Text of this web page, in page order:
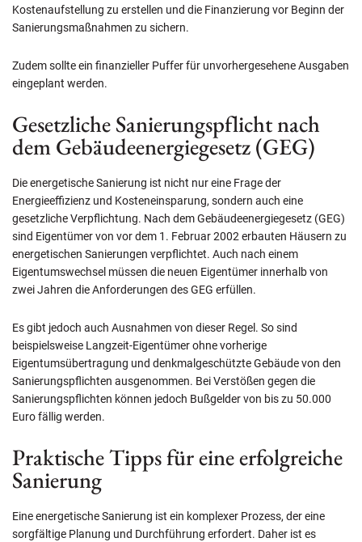
Kostenaufstellung zu erstellen und die Finanzierung vor Beginn der
Sanierungsmaßnahmen zu sichern.
Zudem sollte ein finanzieller Puffer für unvorhergesehene Ausgaben
eingeplant werden.
Gesetzliche Sanierungspflicht nach
dem Gebäudeenergiegesetz (GEG)
Die energetische Sanierung ist nicht nur eine Frage der
Energieeffizienz und Kosteneinsparung, sondern auch eine
gesetzliche Verpflichtung. Nach dem Gebäudeenergiegesetz (GEG)
sind Eigentümer von vor dem 1. Februar 2002 erbauten Häusern zu
energetischen Sanierungen verpflichtet. Auch nach einem
Eigentumswechsel müssen die neuen Eigentümer innerhalb von
zwei Jahren die Anforderungen des GEG erfüllen.
Es gibt jedoch auch Ausnahmen von dieser Regel. So sind
beispielsweise Langzeit-Eigentümer ohne vorherige
Eigentumsübertragung und denkmalgeschützte Gebäude von den
Sanierungspflichten ausgenommen. Bei Verstößen gegen die
Sanierungspflichten können jedoch Bußgelder von bis zu 50.000
Euro fällig werden.
Praktische Tipps für eine erfolgreiche
Sanierung
Eine energetische Sanierung ist ein komplexer Prozess, der eine
sorgfältige Planung und Durchführung erfordert. Daher ist es